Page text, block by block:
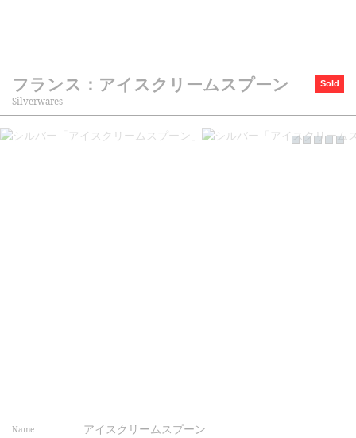
Sold
フランス：アイスクリームスプーン
Silverwares
Name アイスクリームスプーン